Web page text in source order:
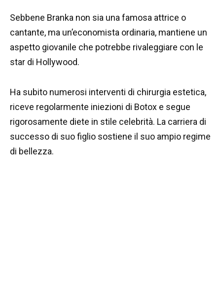
Sebbene Branka non sia una famosa attrice o
cantante, ma un’economista ordinaria, mantiene un
aspetto giovanile che potrebbe rivaleggiare con le
star di Hollywood.
Ha subito numerosi interventi di chirurgia estetica,
riceve regolarmente iniezioni di Botox e segue
rigorosamente diete in stile celebrità. La carriera di
successo di suo figlio sostiene il suo ampio regime
di bellezza.